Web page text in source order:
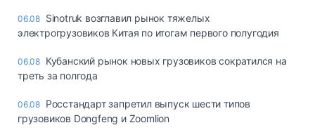
06.08 Sinotruk возглавил рынок тяжелых
электрогрузовиков Китая по итогам первого полугодия
06.08 Кубанский рынок новых грузовиков сократился на
треть за полгода
06.08 Росстандарт запретил выпуск шести типов
грузовиков Dongfeng и Zoomlion